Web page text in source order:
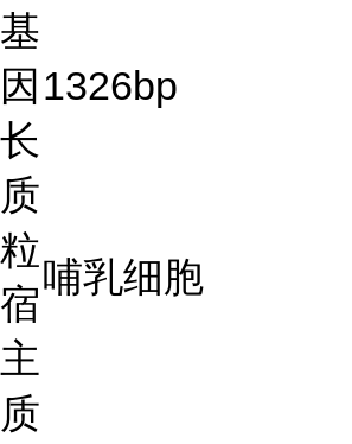
基
因
长
1326bp
质
粒
宿
主
哺乳细胞
质